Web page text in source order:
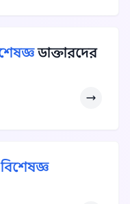
ডাক্তারদের